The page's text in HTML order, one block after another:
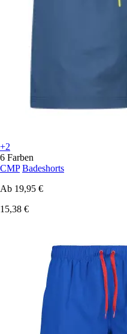
+2
6 Farben
CMP Badeshorts
Ab 19,95 €
15,38 €